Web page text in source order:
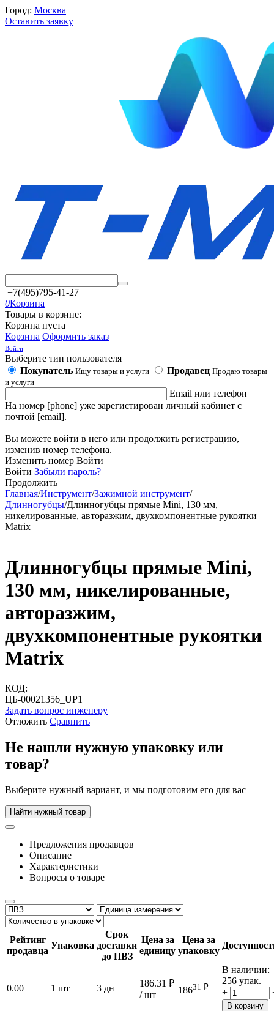
Город: Москва
Оставить заявку
+7(495)795-41-27
0Корзина
Товары в корзине:
Корзина пуста
Корзина Оформить заказ
Войти
Выберите тип пользователя
Покупатель Ищу товары и услуги Продавец Продаю товары
и услуги
Email или телефон
На номер [phone] уже зарегистирован личный кабинет с
почтой [email].
Вы можете войти в него или продолжить регистрацию,
изменив номер телефона.
Изменить номер Войти
Войти Забыли пароль?
Продолжить
Главная/Инструмент/Зажимной инструмент/
Длинногубцы/Длинногубцы прямые Mini, 130 мм,
никелированные, авторазжим, двухкомпонентные рукоятки
Matrix
Длинногубцы прямые Mini,
130 мм, никелированные,
авторазжим,
двухкомпонентные рукоятки
Matrix
КОД:
ЦБ-00021356_UP1
Задать вопрос инженеру
Отложить Сравнить
Не нашли нужную упаковку или
товар?
Выберите нужный вариант, и мы подготовим его для вас
Найти нужный товар
Предложения продавцов
Описание
Характеристики
Вопросы о товаре
Рейтинг
продавца
Упаковка
Срок
доставки
до ПВЗ
Цена за
единицу
Цена за
упаковку
0.00 1 шт 3 дн 186.31 ₽
/ шт
18631 ₽
В наличии:
256 упак.
+
В корзину